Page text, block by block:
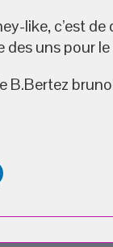
like, c’est
des uns pour
B.Bertez
Cliquez